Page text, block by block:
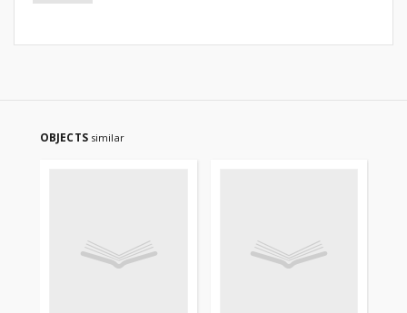
OBJECTS similar